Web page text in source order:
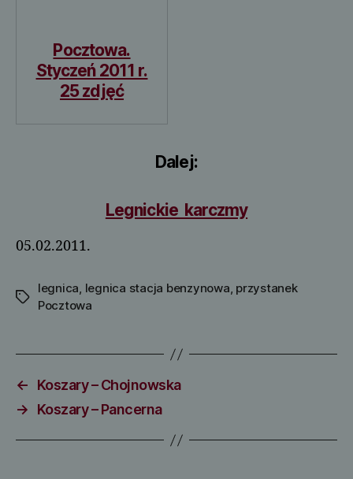
Pocztowa.
Styczeń 2011 r.
25 zdjęć
Dalej:
Legnickie karczmy
05.02.2011.
Tagi
legnica, legnica stacja benzynowa, przystanek
Pocztowa
←
Koszary – Chojnowska
→
Koszary – Pancerna